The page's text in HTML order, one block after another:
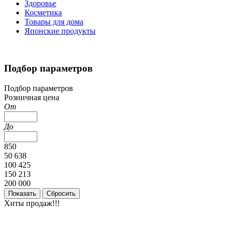
Здоровье
Косметика
Товары для дома
Японские продукты
Подбор параметров
Подбор параметров
Розничная цена
От
До
850
50 638
100 425
150 213
200 000
Хиты продаж!!!